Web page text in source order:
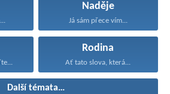
Naděje
Já sám přece vím...
Rodina
Ať tato slova, která...
Další témata…